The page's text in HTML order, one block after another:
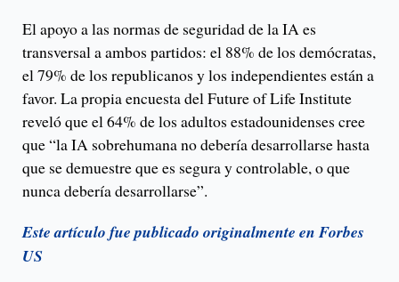
El apoyo a las normas de seguridad de la IA es
transversal a ambos partidos: el 88% de los demócratas,
el 79% de los republicanos y los independientes están a
favor. La propia encuesta del Future of Life Institute
reveló que el 64% de los adultos estadounidenses cree
que “la IA sobrehumana no debería desarrollarse hasta
que se demuestre que es segura y controlable, o que
nunca debería desarrollarse”.
Este artículo fue publicado originalmente en Forbes
US